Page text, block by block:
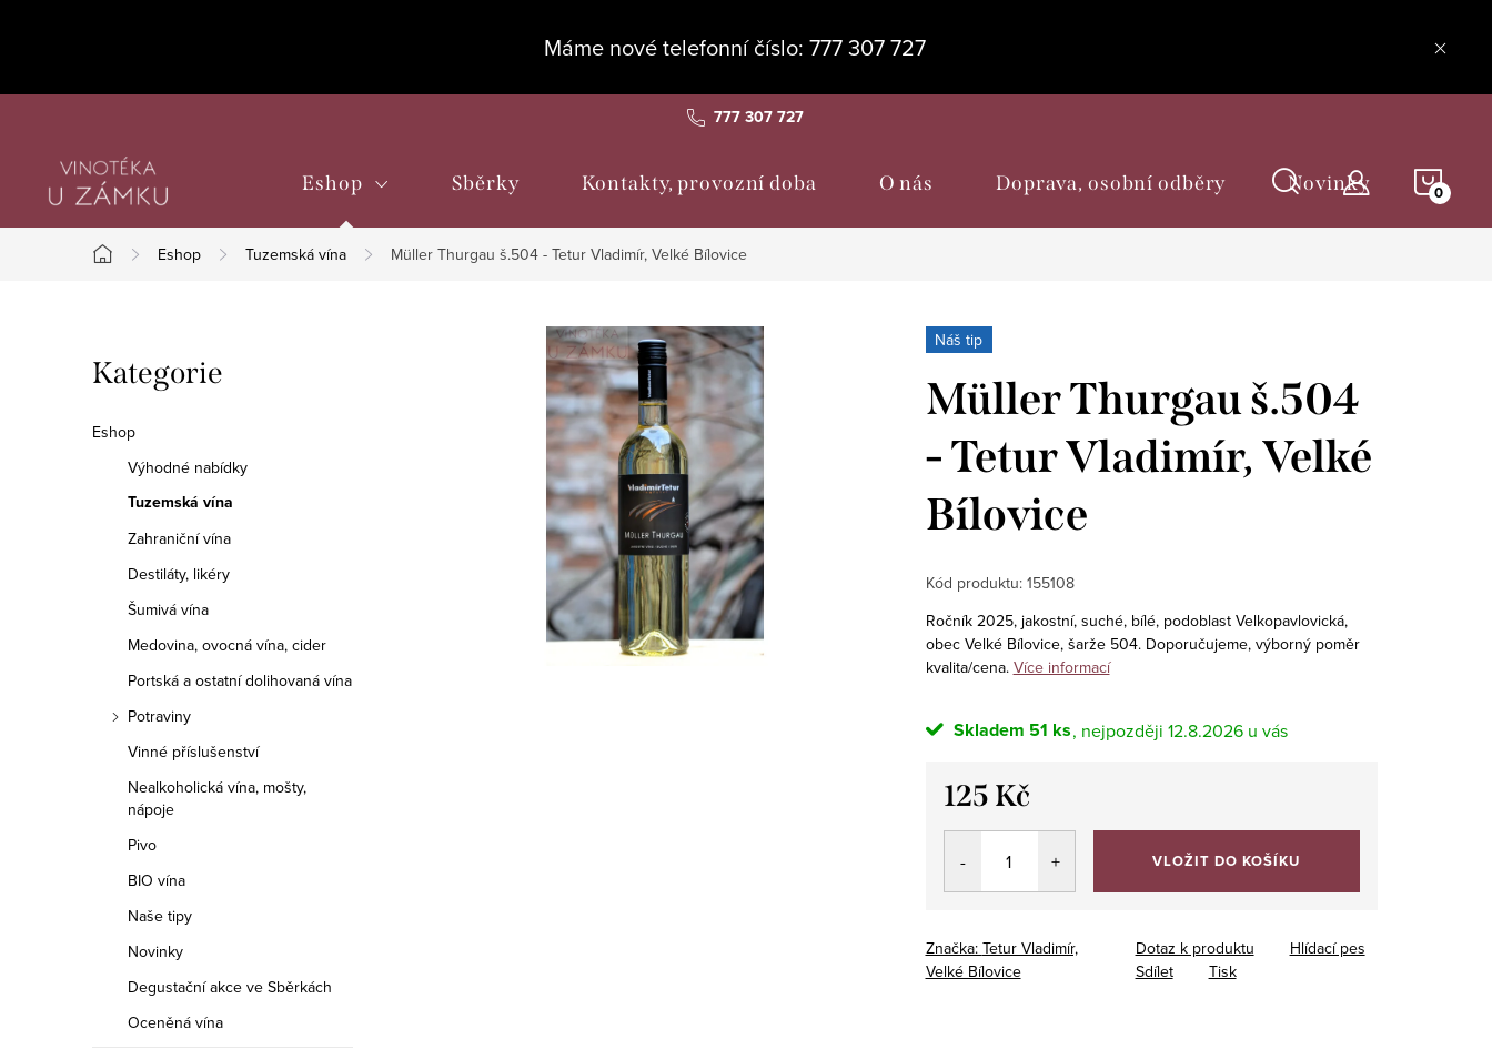
Máme nové telefonní číslo: 777 307 727
777 307 727
Eshop Sběrky Kontakty, provozní doba O nás Doprava, osobní odběry Novinky
Domů
Eshop Tuzemská vína Müller Thurgau š.504 - Tetur Vladimír, Velké Bílovice
o
s
Přeskočit
kategorie
Kategorie
Eshop
Výhodné nabídky
Tuzemská vína
Zahraniční vína
Destiláty, likéry
Šumivá vína
Medovina, ovocná vína, cider
Portská a ostatní dolihovaná vína
Potraviny
Vinné příslušenství
Nealkoholická vína, mošty,
nápoje
Pivo
BIO vína
Naše tipy
Novinky
Degustační akce ve Sběrkách
Oceněná vína
Náš tip
Müller Thurgau š.504
- Tetur Vladimír, Velké
Bílovice
Kód produktu: 155108
Ročník 2025, jakostní, suché, bílé, podoblast Velkopavlovická,
obec Velké Bílovice, šarže 504. Doporučujeme, výborný poměr
kvalita/cena. Více informací
Skladem 51 ks 12.8.2026
125 Kč
Měrná
VLOŽIT DO KOŠÍKU
Značka: Tetur Vladimír,
Velké Bílovice
Tisk
Dotaz k produktu
Hlídací pes
Sdílet